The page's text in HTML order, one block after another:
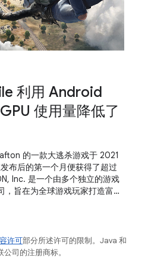
利用 Android
使用量降低了
的一款大逃杀游戏于 2021
布后的第一个月便获得了超过
Inc. 是一个由多个独立的游戏
旨在为全球游戏玩家打造富有
许可部分所述许可的限制。Java 和
司的注册商标。